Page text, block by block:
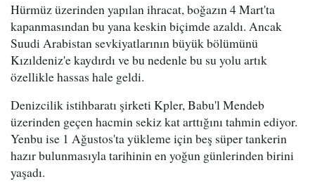
Hürmüz üzerinden yapılan ihracat, boğazın 4 Mart'ta
kapanmasından bu yana keskin biçimde azaldı. Ancak
Suudi Arabistan sevkiyatlarının büyük bölümünü
Kızıldeniz'e kaydırdı ve bu nedenle bu su yolu artık
özellikle hassas hale geldi.
Denizcilik istihbaratı şirketi Kpler, Babu'l Mendeb
üzerinden geçen hacmin sekiz kat arttığını tahmin ediyor.
Yenbu ise 1 Ağustos'ta yükleme için beş süper tankerin
hazır bulunmasıyla tarihinin en yoğun günlerinden birini
yaşadı.